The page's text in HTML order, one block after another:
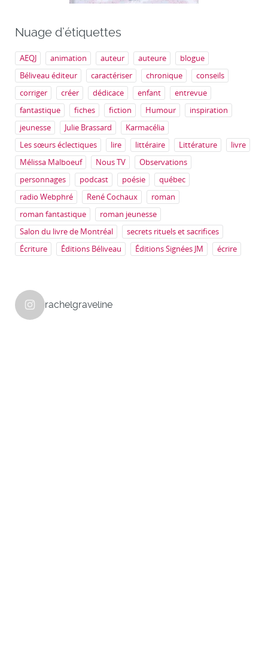
Nuage d’étiquettes
AEQJ animation auteur auteure
blogue
Béliveau éditeur
caractériser chronique
conseils
corriger
créer dédicace enfant
entrevue
fantastique
fiches fiction Humour
inspiration
jeunesse
Julie Brassard
Karmacélia
Les sœurs éclectiques
lire littéraire Littérature
livre
Mélissa Malboeuf
Nous TV
Observations
personnages
podcast poésie
québec
radio Webphré
René Cochaux
roman
roman fantastique
roman jeunesse
Salon du livre de Montréal
secrets rituels et sacrifices
Écriture
Éditions Béliveau Éditions Signées JM écrire
rachelgraveline